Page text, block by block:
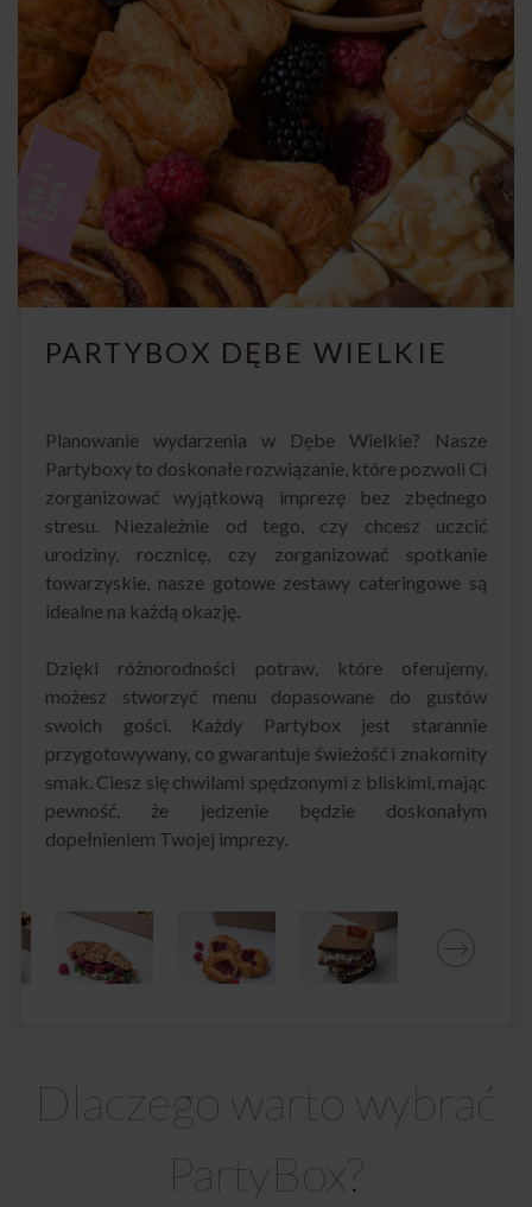
PARTYBOX DĘBE WIELKIE
Planowanie wydarzenia w Dębe Wielkie? Nasze
Partyboxy to doskonałe rozwiązanie, które pozwoli Ci
zorganizować wyjątkową imprezę bez zbędnego
stresu. Niezależnie od tego, czy chcesz uczcić
urodziny, rocznicę, czy zorganizować spotkanie
towarzyskie, nasze gotowe zestawy cateringowe są
idealne na każdą okazję.
Dzięki różnorodności potraw, które oferujemy,
możesz stworzyć menu dopasowane do gustów
swoich gości. Każdy Partybox jest starannie
przygotowywany, co gwarantuje świeżość i znakomity
smak. Ciesz się chwilami spędzonymi z bliskimi, mając
pewność, że jedzenie będzie doskonałym
dopełnieniem Twojej imprezy.
Dlaczego warto wybrać
PartyBox?